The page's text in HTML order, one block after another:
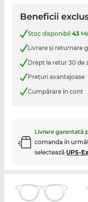
Beneficii
Stoc disponibil 43
Livrare şi returnare
Drept la retur 30 de
Preţuri avantajoase
Cumpărare în cont
Livrare garantată
comanda în
selectează UPS-